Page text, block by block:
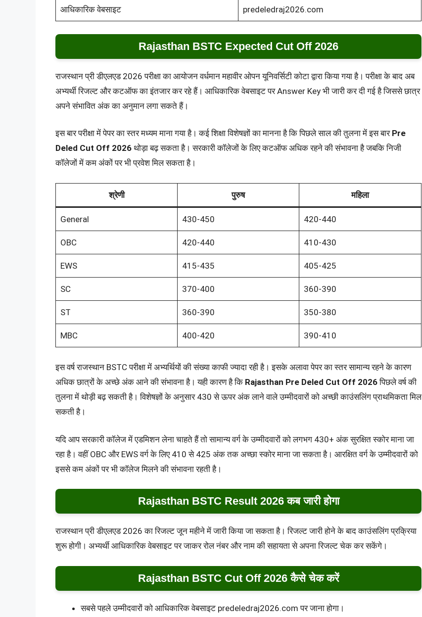
आधिकारिक वेबसाइट predeledraj2026.com
Rajasthan BSTC Expected Cut Off 2026
राजस्थान प्री डीएलएड 2026 परीक्षा का आयोजन वर्धमान महावीर ओपन यूनिवर्सिटी कोटा द्वारा किया गया है। परीक्षा के बाद अब
अभ्यर्थी रिजल्ट और कटऑफ का इंतजार कर रहे हैं। आधिकारिक वेबसाइट पर Answer Key भी जारी कर दी गई है जिससे छात्र
अपने संभावित अंक का अनुमान लगा सकते हैं।
इस बार परीक्षा में पेपर का स्तर मध्यम माना गया है। कई शिक्षा विशेषज्ञों का मानना है कि पिछले साल की तुलना में इस बार Pre
Deled Cut Off 2026 थोड़ा बढ़ सकता है। सरकारी कॉलेजों के लिए कटऑफ अधिक रहने की संभावना है जबकि निजी
कॉलेजों में कम अंकों पर भी प्रवेश मिल सकता है।
श्रेणी पुरुष महिला
General 430-450 420-440
OBC 420-440 410-430
EWS 415-435 405-425
SC 370-400 360-390
ST 360-390 350-380
MBC 400-420 390-410
इस वर्ष राजस्थान BSTC परीक्षा में अभ्यर्थियों की संख्या काफी ज्यादा रही है। इसके अलावा पेपर का स्तर सामान्य रहने के कारण
अधिक छात्रों के अच्छे अंक आने की संभावना है। यही कारण है कि Rajasthan Pre Deled Cut Off 2026पिछले वर्ष की
तुलना में थोड़ी बढ़ सकती है। विशेषज्ञों के अनुसार 430 से ऊपर अंक लाने वाले उम्मीदवारों को अच्छी काउंसलिंग प्राथमिकता मिल
सकती है।
यदि आप सरकारी कॉलेज में एडमिशन लेना चाहते हैं तो सामान्य वर्ग के उम्मीदवारों को लगभग 430+ अंक सुरक्षित स्कोर माना जा
रहा है। वहीं OBC और EWS वर्ग के लिए 410 से 425 अंक तक अच्छा स्कोर माना जा सकता है। आरक्षित वर्ग के उम्मीदवारों को
इससे कम अंकों पर भी कॉलेज मिलने की संभावना रहती है।
Rajasthan BSTC Result 2026 कब जारी होगा
राजस्थान प्री डीएलएड 2026 का रिजल्ट जून महीने में जारी किया जा सकता है। रिजल्ट जारी होने के बाद काउंसलिंग प्रक्रिया
शुरू होगी। अभ्यर्थी आधिकारिक वेबसाइट पर जाकर रोल नंबर और नाम की सहायता से अपना रिजल्ट चेक कर सकेंगे।
Rajasthan BSTC Cut Off 2026 कैसे चेक करें
सबसे पहले उम्मीदवारों को आधिकारिक वेबसाइट predeledraj2026.com पर जाना होगा।